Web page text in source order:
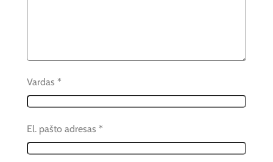
Vardas *
El. pašto adresas *